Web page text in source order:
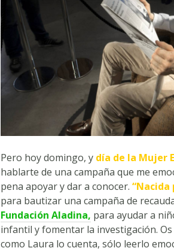
Pero hoy domingo, y día de la Mujer
hablarte de una campaña que me
pena apoyar y dar a conocer. “Nacida
para bautizar una campaña de
Fundación Aladina, para ayudar a
infantil y fomentar la investigación.
como Laura lo cuenta, sólo leerlo